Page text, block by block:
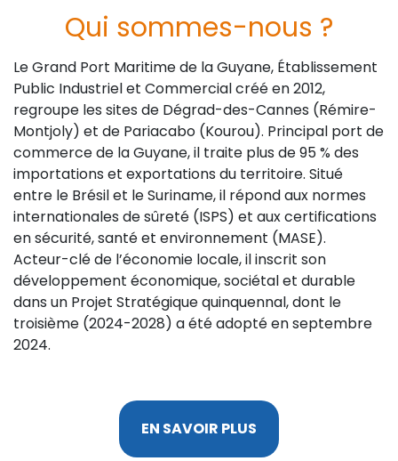
Qui sommes-nous ?
Le Grand Port Maritime de la Guyane, Établissement
Public Industriel et Commercial créé en 2012,
regroupe les sites de Dégrad-des-Cannes (Rémire-
Montjoly) et de Pariacabo (Kourou). Principal port de
commerce de la Guyane, il traite plus de 95 % des
importations et exportations du territoire. Situé
entre le Brésil et le Suriname, il répond aux normes
internationales de sûreté (ISPS) et aux certifications
en sécurité, santé et environnement (MASE).
Acteur-clé de l’économie locale, il inscrit son
développement économique, sociétal et durable
dans un Projet Stratégique quinquennal, dont le
troisième (2024-2028) a été adopté en septembre
2024.
EN SAVOIR PLUS